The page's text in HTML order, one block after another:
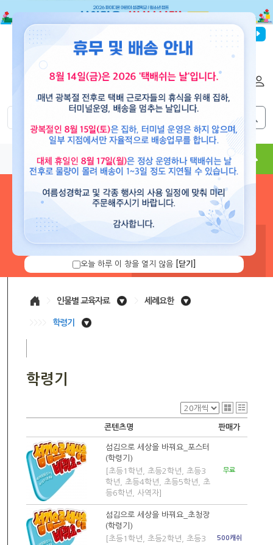
파이디온선교회
도서 뮤직 용품 현수막 콘텐츠
로그인 하시면 보유 캐쉬 확
니다.
인물별 교육자료 세례요한
학령기
학령기
콘텐츠명 판매가
섬김으로 세상을 바꿔요_포스터
(학령기)
[초등1학년, 초등2학년, 초등3
학년, 초등4학년, 초등5학년, 초
등6학년, 사역자]
무료
섬김으로 세상을 바꿔요_초청장
(학령기)
[초등1학년, 초등2학년, 초등3
500캐쉬
오늘 하루 이 창을 열지 않음 [닫기]